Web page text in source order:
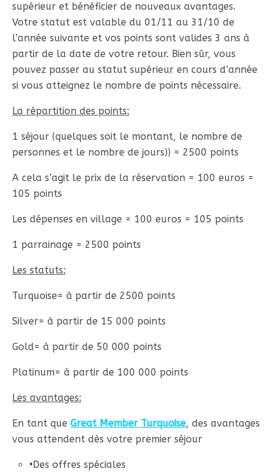
supérieur et bénéficier de nouveaux avantages.
Votre statut est valable du 01/11 au 31/10 de
l’année suivante et vos points sont valides 3 ans à
partir de la date de votre retour. Bien sûr, vous
pouvez passer au statut supérieur en cours d’année
si vous atteignez le nombre de points nécessaire.
La répartition des points:
1 séjour (quelques soit le montant, le nombre de
personnes et le nombre de jours)) = 2500 points
A cela s’agit le prix de la réservation = 100 euros =
105 points
Les dépenses en village = 100 euros = 105 points
1 parrainage = 2500 points
Les statuts:
Turquoise= à partir de 2500 points
Silver= à partir de 15 000 points
Gold= à partir de 50 000 points
Platinum= à partir de 100 000 points
Les avantages:
En tant que Great Member Turquoise, des avantages
vous attendent dès votre premier séjour
•Des offres spéciales